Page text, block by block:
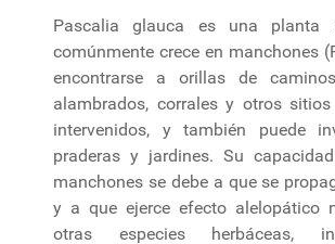
Pascalia glauca es una planta
comúnmente crece en manchones
encontrarse a orillas de
alambrados, corrales y otros
intervenidos, y también puede
praderas y jardines. Su
manchones se debe a que se
y a que ejerce efecto alelopático
otras especies herbáceas,